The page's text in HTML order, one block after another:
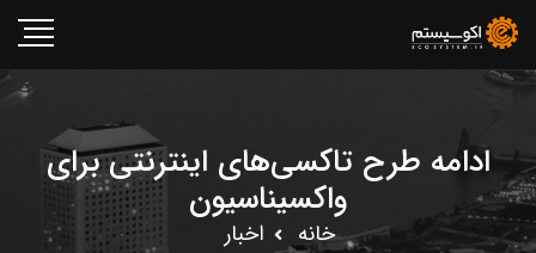
ادامه طرح تاکسی‌های اینترنتی برای
واکسیناسیون
خانه اخبار